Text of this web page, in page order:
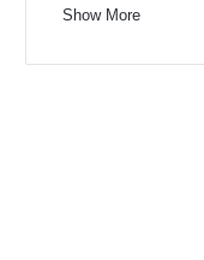
Show More